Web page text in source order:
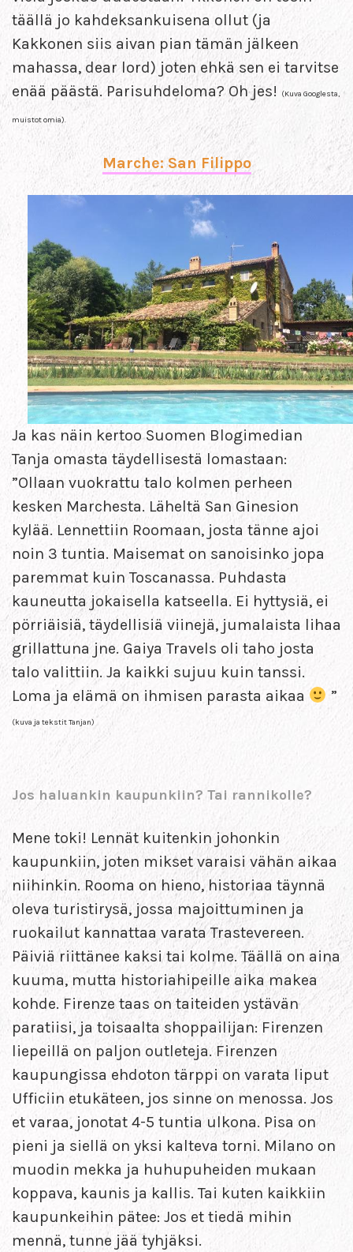
täällä jo kahdeksankuisena ollut (ja
Kakkonen siis aivan pian tämän jälkeen
mahassa, dear lord) joten ehkä sen ei tarvitse
enää päästä. Parisuhdeloma? Oh jes!
(Kuva Googlesta,
muistot omia).
Marche: San Filippo
Ja kas näin kertoo Suomen Blogimedian
Tanja omasta täydellisestä lomastaan:
”Ollaan vuokrattu talo kolmen perheen
kesken Marchesta. Läheltä San Ginesion
kylää. Lennettiin Roomaan, josta tänne ajoi
noin 3 tuntia. Maisemat on sanoisinko jopa
paremmat kuin Toscanassa. Puhdasta
kauneutta jokaisella katseella. Ei hyttysiä, ei
pörriäisiä, täydellisiä viinejä, jumalaista lihaa
grillattuna jne. Gaiya Travels oli taho josta
talo valittiin. Ja kaikki sujuu kuin tanssi.
Loma ja elämä on ihmisen parasta aikaa
”
(kuva ja tekstit Tanjan)
Jos haluankin kaupunkiin? Tai rannikolle?
Mene toki! Lennät kuitenkin johonkin
kaupunkiin, joten mikset varaisi vähän aikaa
niihinkin. Rooma on hieno, historiaa täynnä
oleva turistirysä, jossa majoittuminen ja
ruokailut kannattaa varata Trastevereen.
Päiviä riittänee kaksi tai kolme. Täällä on aina
kuuma, mutta historiahipeille aika makea
kohde. Firenze taas on taiteiden ystävän
paratiisi, ja toisaalta shoppailijan: Firenzen
liepeillä on paljon outleteja. Firenzen
kaupungissa ehdoton tärppi on varata liput
Ufficiin etukäteen, jos sinne on menossa. Jos
et varaa, jonotat 4-5 tuntia ulkona. Pisa on
pieni ja siellä on yksi kalteva torni. Milano on
muodin mekka ja huhupuheiden mukaan
koppava, kaunis ja kallis. Tai kuten kaikkiin
kaupunkeihin pätee: Jos et tiedä mihin
mennä, tunne jää tyhjäksi.